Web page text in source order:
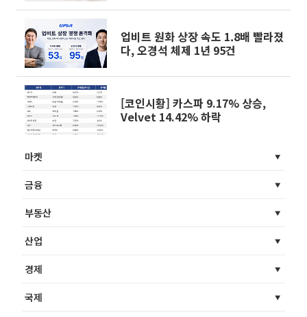
업비트 원화 상장 속도 1.8배 빨라졌
다, 오경석 체제 1년 95건
[코인시황] 카스파 9.17% 상승,
Velvet 14.42% 하락
마켓
금융
부동산
산업
경제
국제